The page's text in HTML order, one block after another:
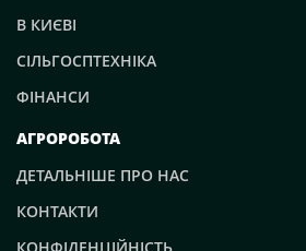
В КИЄВІ
СІЛЬГОСПТЕХНІКА
ФІНАНСИ
АГРОРОБОТА
ДЕТАЛЬНІШЕ ПРО НАС
КОНТАКТИ
КОНФІДЕНЦІЙНІСТЬ